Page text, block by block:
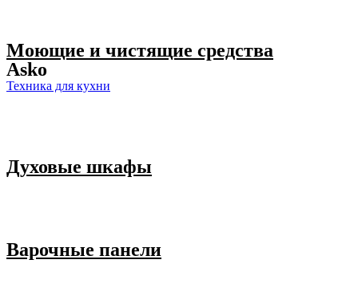
Моющие и чистящие средства
Asko
Техника для кухни
Духовые шкафы
Варочные панели